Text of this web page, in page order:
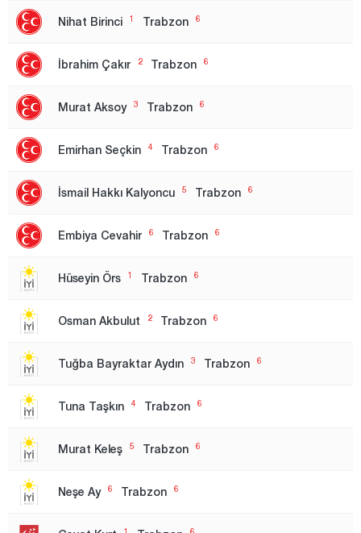
Bilecik
Bitlis
Bolu
Burdur
Bursa
Çanakkale
Çankırı
Çorum
Denizli
Diyarbakır
Düzce
Edirne
Elazığ
Erzincan
Erzurum
Nihat Birinci 1 Trabzon 6
İbrahim Çakır 2 Trabzon 6
Murat Aksoy 3 Trabzon 6
Emirhan Seçkin 4 Trabzon 6
İsmail Hakkı Kalyoncu 5 Trabzon 6
Embiya Cevahir 6 Trabzon 6
Hüseyin Örs 1 Trabzon 6
Osman Akbulut 2 Trabzon 6
Tuğba Bayraktar Aydın 3 Trabzon 6
Tuna Taşkın 4 Trabzon 6
Murat Keleş 5 Trabzon 6
Neşe Ay 6 Trabzon 6